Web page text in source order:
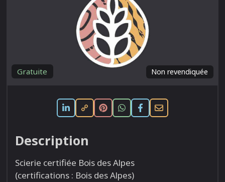
Non revendiquée
Gratuite
Description
Scierie certifiée Bois des Alpes
(certifications : Bois des Alpes)